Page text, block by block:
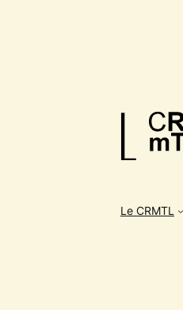
Le CRMTL